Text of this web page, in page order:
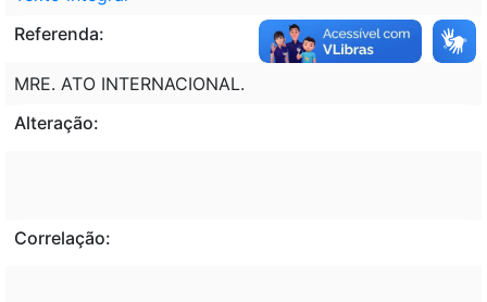
Referenda:
MRE. ATO INTERNACIONAL.
Alteração:
Correlação: